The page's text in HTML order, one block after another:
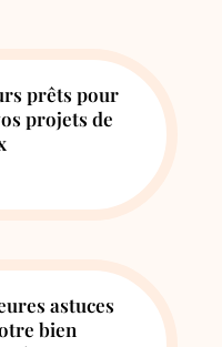
prêts pour
projets de
astuces
bien